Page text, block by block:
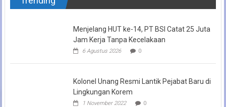
Menjelang HUT ke-14, PT BSI Catat 25 Juta
Jam Kerja Tanpa Kecelakaan
6 Agustus 2026 0
Kolonel Unang Resmi Lantik Pejabat Baru di
Lingkungan Korem
1 November 2022 0